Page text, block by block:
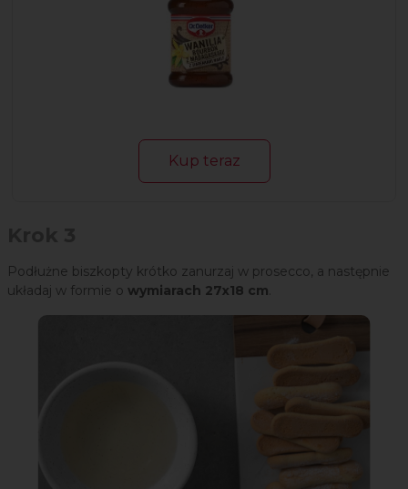
Kup teraz
Podłużne biszkopty krótko zanurzaj w prosecco, a następnie
układaj w formie o wymiarach 27x18 cm